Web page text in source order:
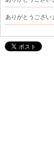
ありがとうござい